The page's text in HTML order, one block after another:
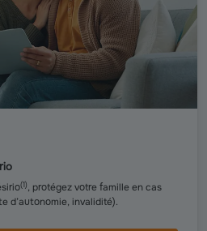
(1), protégez votre famille en cas
d’autonomie, invalidité).